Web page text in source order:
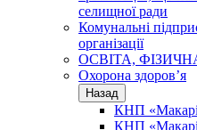
селищної ради
Комунальні
організації
ОСВІТА,
Охорона здоров’я
Назад
КНП
КНП